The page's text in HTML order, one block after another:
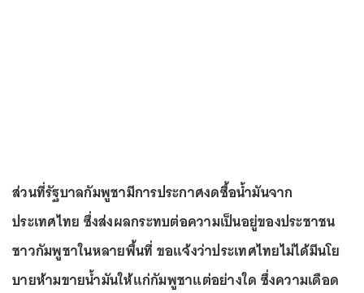
ส่วนที่รัฐบาลกัมพูชามีการประกาศงดซื้อน้ำมันจาก
ประเทศไทย ซึ่งส่งผลกระทบต่อความเป็นอยู่ของประชาชน
ชาวกัมพูชาในหลายพื้นที่ ขอแจ้งว่าประเทศไทยไม่ได้มีนโย
บายห้ามขายน้ำมันให้แก่กัมพูชาแต่อย่างใด ซึ่งความเดือด